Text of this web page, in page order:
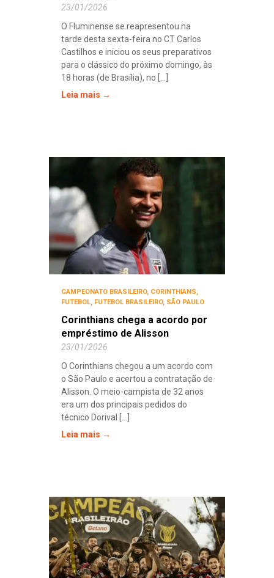
23/01/2026
O Fluminense se reapresentou na
tarde desta sexta-feira no CT Carlos
Castilhos e iniciou os seus preparativos
para o clássico do próximo domingo, às
18 horas (de Brasília), no [...]
Leia mais →
CAMPEONATO BRASILEIRO, CORINTHIANS,
FUTEBOL, FUTEBOL BRASILEIRO, SÃO PAULO
Corinthians chega a acordo por
empréstimo de Alisson
23/01/2026
O Corinthians chegou a um acordo com
o São Paulo e acertou a contratação de
Alisson. O meio-campista de 32 anos
era um dos principais pedidos do
técnico Dorival [...]
Leia mais →